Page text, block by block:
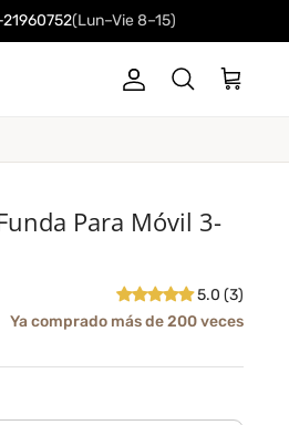
(Lun–Vie 8–15)
CuentaBuscar Carrito
Para Móvil 3-
5.0 (3)
Ya comprado más de 200 veces